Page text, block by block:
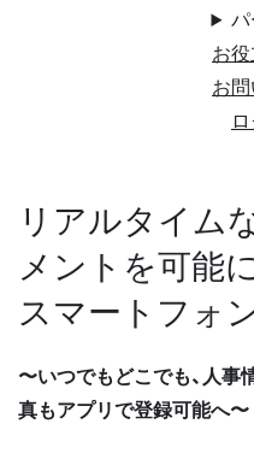
お
お
リアルタイム
メントを可能
スマートフォ
〜いつでもどこでも、⼈事
真もアプリで登録可能へ〜